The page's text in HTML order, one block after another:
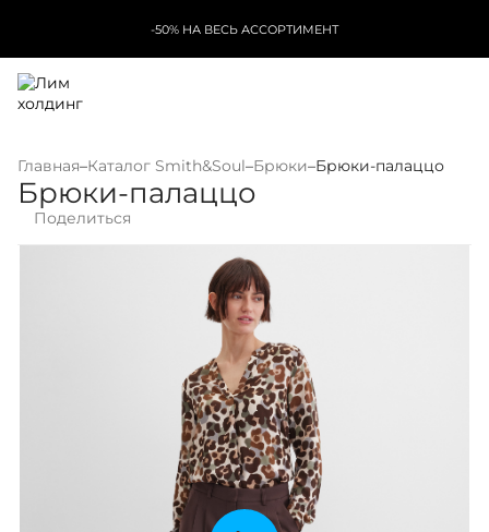
-50% НА ВЕСЬ АССОРТИМЕНТ
Главная–Каталог Smith&Soul–Брюки–Брюки-палаццо
Брюки-палаццо
Поделиться